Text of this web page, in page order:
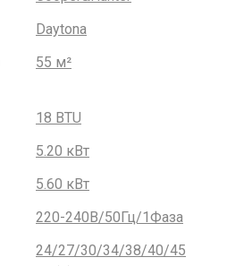
Daytona
55 м²
18 BTU
5.20 кВт
5.60 кВт
220-240В/50Гц/1Фаза
24/27/30/34/38/40/45